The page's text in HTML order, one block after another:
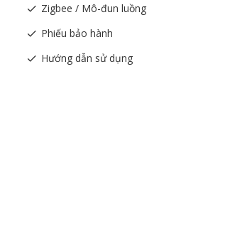
Zigbee / Mô-đun luồng
Phiếu bảo hành
Hướng dẫn sử dụng